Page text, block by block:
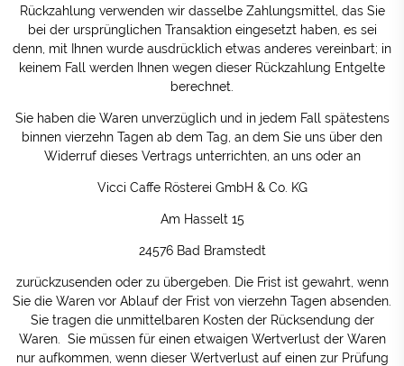
Rückzahlung verwenden wir dasselbe Zahlungsmittel, das Sie
bei der ursprünglichen Transaktion eingesetzt haben, es sei
denn, mit Ihnen wurde ausdrücklich etwas anderes vereinbart; in
keinem Fall werden Ihnen wegen dieser Rückzahlung Entgelte
berechnet.
Sie haben die Waren unverzüglich und in jedem Fall spätestens
binnen vierzehn Tagen ab dem Tag, an dem Sie uns über den
Widerruf dieses Vertrags unterrichten, an uns oder an
Vicci Caffe Rösterei GmbH & Co. KG
Am Hasselt 15
24576 Bad Bramstedt
zurückzusenden oder zu übergeben. Die Frist ist gewahrt, wenn
Sie die Waren vor Ablauf der Frist von vierzehn Tagen absenden.
Sie tragen die unmittelbaren Kosten der Rücksendung der
Waren. Sie müssen für einen etwaigen Wertverlust der Waren
nur aufkommen, wenn dieser Wertverlust auf einen zur Prüfung